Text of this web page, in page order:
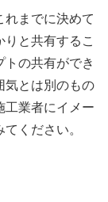
れまでに決めて
りと共有するこ
トの共有ができ
気とは別のもの
工業者にイメー
ください。